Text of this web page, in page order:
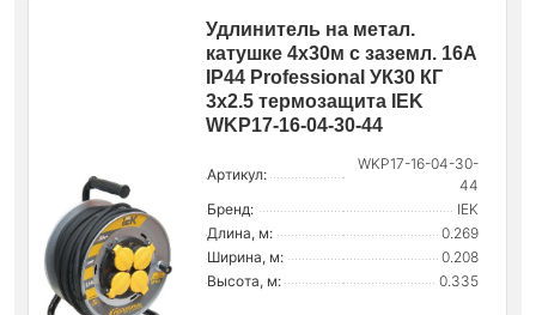
Удлинитель на метал.
катушке 4х30м с заземл. 16А
IP44 Professional УК30 КГ
3х2.5 термозащита IEK
WKP17-16-04-30-44
Артикул:
WKP17-16-04-30-
44
Бренд:
IEK
Длина, м:
0.269
Ширина, м:
0.208
Высота, м:
0.335